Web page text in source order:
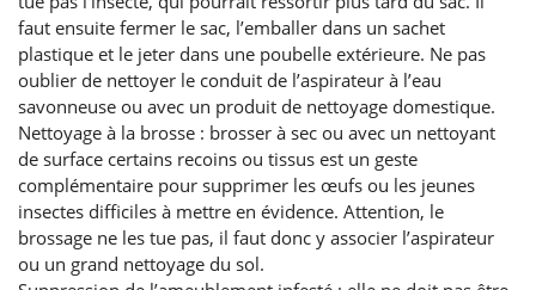
faut ensuite fermer le sac, l’emballer dans un sachet
plastique et le jeter dans une poubelle extérieure. Ne pas
oublier de nettoyer le conduit de l’aspirateur à l’eau
savonneuse ou avec un produit de nettoyage domestique.
Nettoyage à la brosse : brosser à sec ou avec un nettoyant
de surface certains recoins ou tissus est un geste
complémentaire pour supprimer les œufs ou les jeunes
insectes difficiles à mettre en évidence. Attention, le
brossage ne les tue pas, il faut donc y associer l’aspirateur
ou un grand nettoyage du sol.